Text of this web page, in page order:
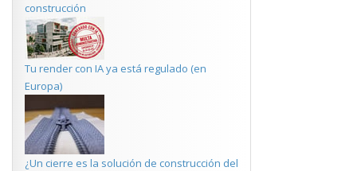
construcción
Tu render con IA ya está regulado (en
Europa)
¿Un cierre es la solución de construcción del